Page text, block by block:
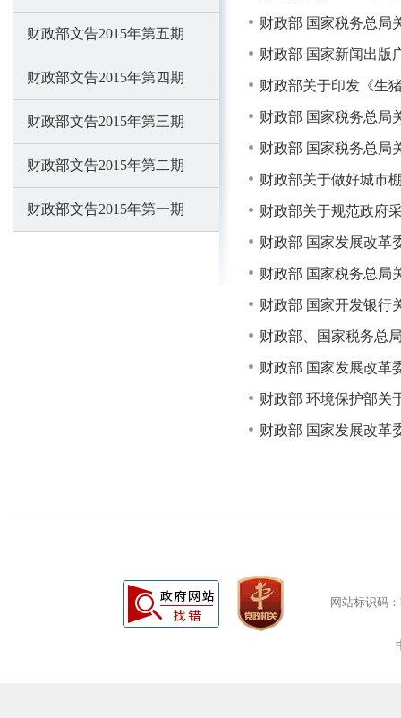
财政部文告2015年第五期
财政部文告2015年第四期
财政部文告2015年第三期
财政部文告2015年第二期
财政部文告2015年第一期
财政部 国家税务总局
财政部 国家新闻出版
财政部关于印发《生
财政部 国家税务总局
财政部 国家税务总局
财政部关于做好城市
财政部关于规范政府
财政部 国家发展改革
财政部 国家税务总局
财政部 国家开发银行
财政部、国家税务总
财政部 国家发展改革
财政部 环境保护部关
财政部 国家发展改革
网站标识码